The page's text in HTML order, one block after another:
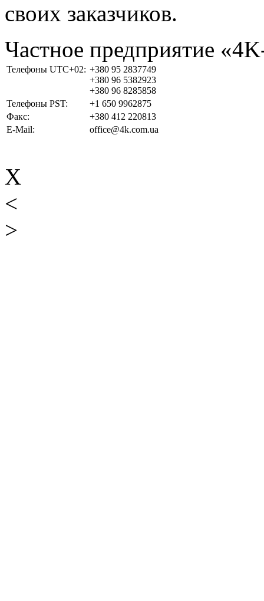
своих заказчиков.
Частное предприятие
Телефоны UTC+02: +380 95 2837749
+380 96 5382923
+380 96 8285858
Телефоны PST:
+1 650 9962875
Факс:
+380 412 220813
E-Mail:
office@4k.com.ua
X
<
>